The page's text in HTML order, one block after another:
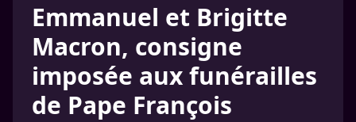
Emmanuel et Brigitte
Macron, consigne
imposée aux funérailles
de Pape François